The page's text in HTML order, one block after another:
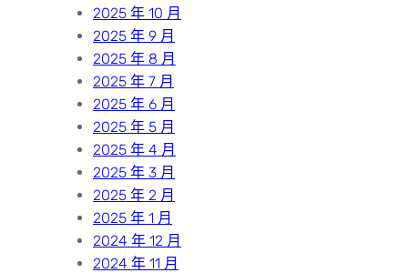
2025 年 10 月
2025 年 9 月
2025 年 8 月
2025 年 7 月
2025 年 6 月
2025 年 5 月
2025 年 4 月
2025 年 3 月
2025 年 2 月
2025 年 1 月
2024 年 12 月
2024 年 11 月